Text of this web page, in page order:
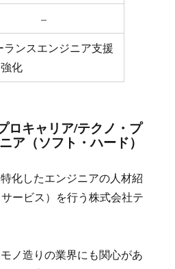
–
ランスエンジニア支援
化
ロキャリア/テクノ・プ
ア（ソフト・ハード）
化したエンジニアの人材紹
ービス）を行う株式会社テ
ノ造りの業界にも関心があ